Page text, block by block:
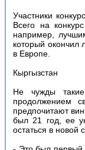
Участники
Всего на
например,
который окончил
в Европе.
Кыргызстан
Не чужды
продолжением
предпочитают
был 21 год, ее
остаться в